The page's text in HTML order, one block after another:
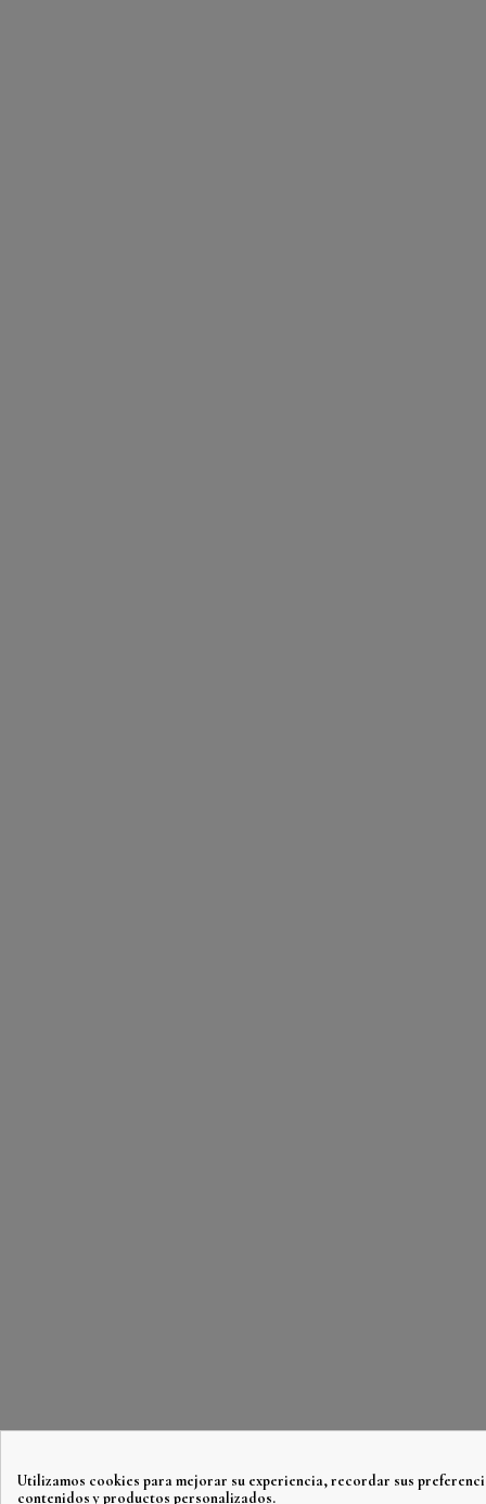
Utilizamos cookies para mejorar su experiencia, recordar sus
contenidos y productos personalizados.